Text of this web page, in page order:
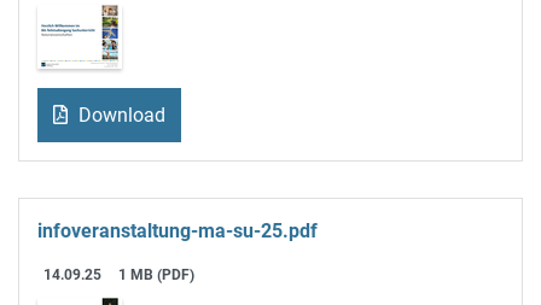
Download
infoveranstaltung-ma-su-25.pdf
14.09.25 1 MB (PDF)